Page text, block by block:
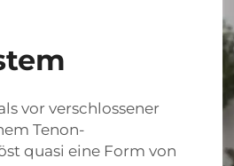
vor verschlossener
Tenon-
quasi eine Form von